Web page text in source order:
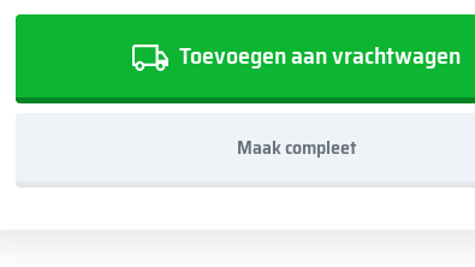
Toevoegen aan vrachtwagen
Maak compleet